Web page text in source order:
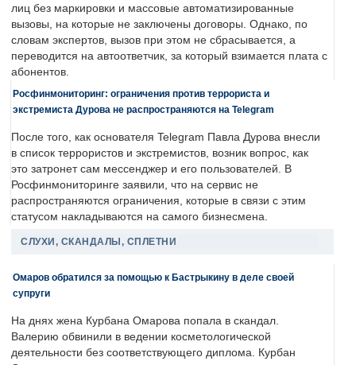
лиц без маркировки и массовые автоматизированные
вызовы, на которые не заключены договоры. Однако, по
словам экспертов, вызов при этом не сбрасывается, а
переводится на автоответчик, за который взимается плата с
абонентов.
Росфинмониторинг: ограничения против террориста и
экстремиста Дурова не распространяются на Telegram
После того, как основателя Telegram Павла Дурова внесли
в список террористов и экстремистов, возник вопрос, как
это затронет сам мессенджер и его пользователей. В
Росфинмониторинге заявили, что на сервис не
распространяются ограничения, которые в связи с этим
статусом накладываются на самого бизнесмена.
СЛУХИ, СКАНДАЛЫ, СПЛЕТНИ
Омаров обратился за помощью к Бастрыкину в деле своей
супруги
На днях жена Курбана Омарова попала в скандал.
Валерию обвинили в ведении косметологической
деятельности без соответствующего диплома. Курбан